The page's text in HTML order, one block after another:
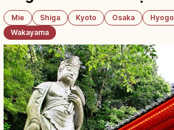
Mie Shiga Kyoto Osaka Hyogo
Wakayama